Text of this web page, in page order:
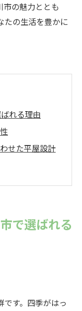
市の魅力ととも
たの生活を豊かに
れる理由
せた平屋設計
由
宅のメリット
るメリット
ザイン
取り
で選ばれる
す。四季がはっ